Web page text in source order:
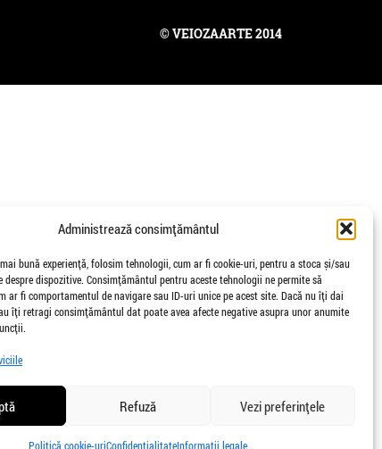
Administrează consimțământul
bună experiență, folosim tehnologii, cum ar fi cookie-uri, pentru a stoca și/sau
dispozitive. Consimțământul pentru aceste tehnologii ne permite să
ar fi comportamentul de navigare sau ID-uri unice pe acest site. Dacă nu îți dai
îți retragi consimțământul dat poate avea afecte negative asupra unor anumite
Refuză Vezi preferințele
Politică cookie-uriConfidențialitateInformații legale
© VEIOZAARTE 2014